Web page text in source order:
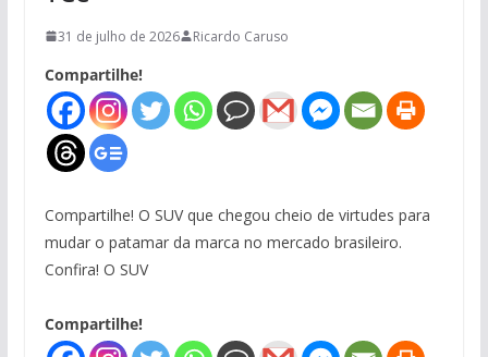
31 de julho de 2026 Ricardo Caruso
Compartilhe!
Compartilhe! O SUV que chegou cheio de virtudes para
mudar o patamar da marca no mercado brasileiro.
Confira! O SUV
Compartilhe!